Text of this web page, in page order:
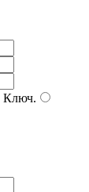
Ключ.